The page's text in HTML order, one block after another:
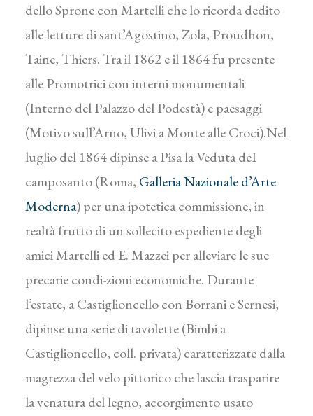
dello Sprone con Martelli che lo ricorda dedito
alle letture di sant’Agostino, Zola, Proudhon,
Taine, Thiers. Tra il 1862 e il 1864 fu presente
alle Promotrici con interni monumentali
(Interno del Palazzo del Podestà) e paesaggi
(Motivo sull’Arno, Ulivi a Monte alle Croci).Nel
luglio del 1864 dipinse a Pisa la Veduta deI
camposanto (Roma, Galleria Nazionale d’Arte
Moderna) per una ipotetica commissione, in
realtà frutto di un sollecito espediente degli
amici Martelli ed E. Mazzei per alleviare le sue
precarie condi-zioni economiche. Durante
l’estate, a Castiglioncello con Borrani e Sernesi,
dipinse una serie di tavolette (Bimbi a
Castiglioncello, coll. privata) caratterizzate dalla
magrezza del velo pittorico che lascia trasparire
la venatura del legno, accorgimento usato